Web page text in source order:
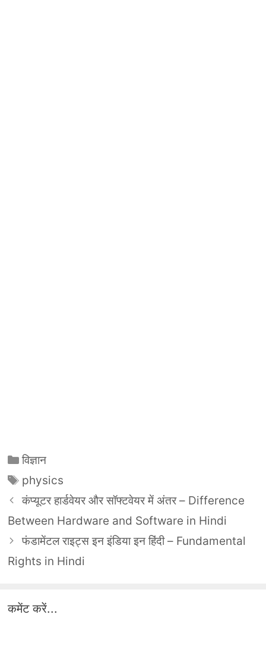
Categories
विज्ञान
Tags
physics
कंप्यूटर हार्डवेयर और सॉफ्टवेयर में अंतर – Difference
Between Hardware and Software in Hindi
फंडामेंटल राइट्स इन इंडिया इन हिंदी – Fundamental
Rights in Hindi
कमेंट करें...